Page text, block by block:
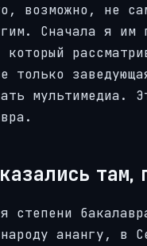
возможно, не
Сначала я им
который
только
мультимедиа.
там,
степени
народу анангу, в